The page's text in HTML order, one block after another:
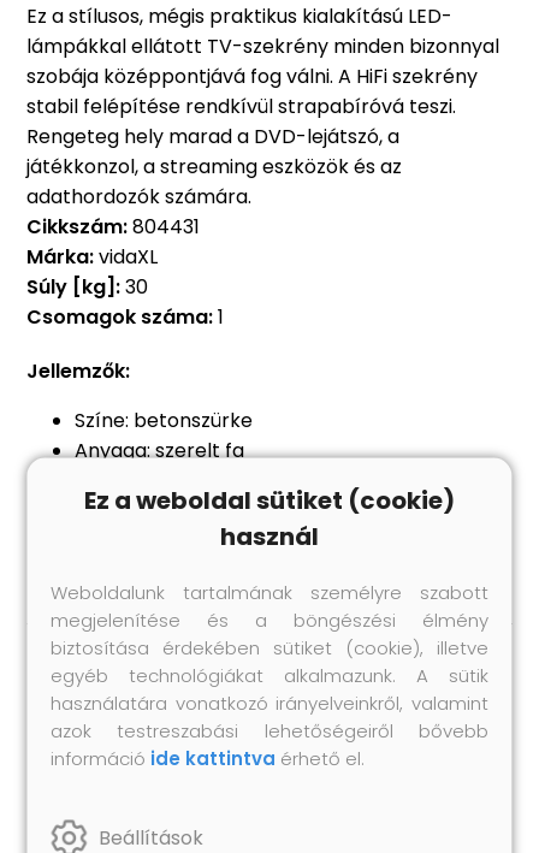
Ez a stílusos, mégis praktikus kialakítású LED-
lámpákkal ellátott TV-szekrény minden bizonnyal
szobája középpontjává fog válni. A HiFi szekrény
stabil felépítése rendkívül strapabíróvá teszi.
Rengeteg hely marad a DVD-lejátszó, a
játékkonzol, a streaming eszközök és az
adathordozók számára.
Cikkszám:804431
Márka:vidaXL
Súly [kg]:30
Csomagok száma:1
Jellemzők:
Színe: betonszürke
Anyaga: szerelt fa
RGB LED-lámpával
Összeszerelést igényel: igen
Hasonló termékek
Ez a weboldal sütiket (cookie)
használ
Weboldalunk tartalmának személyre szabott
megjelenítése és a böngészési élmény
biztosítása érdekében sütiket (cookie), illetve
egyéb technológiákat alkalmazunk. A sütik
használatára vonatkozó irányelveinkről, valamint
azok testreszabási lehetőségeiről bővebb
információ ide kattintva érhető el.
Beállítások